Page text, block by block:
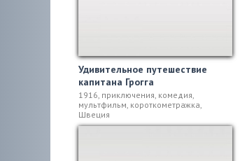
Удивительное путешествие
капитана Грогга
1916, приключения, комедия,
мультфильм, короткометражка,
Швеция